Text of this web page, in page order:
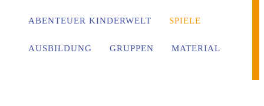
ABENTEUER KINDERWELT SPIELE
AUSBILDUNG GRUPPEN MATERIAL